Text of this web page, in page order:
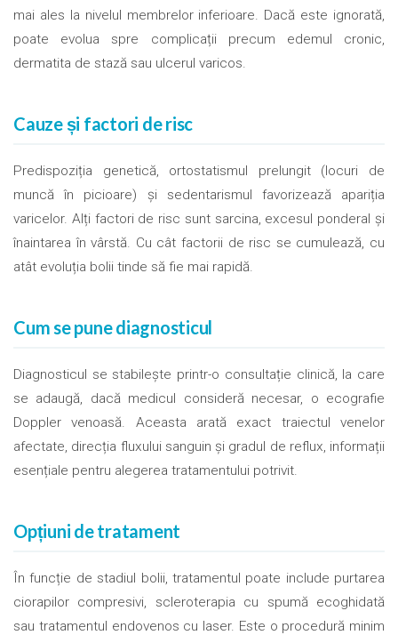
mai ales la nivelul membrelor inferioare. Dacă este ignorată,
poate evolua spre complicații precum edemul cronic,
dermatita de stază sau ulcerul varicos.
Cauze și factori de risc
Predispoziția genetică, ortostatismul prelungit (locuri de
muncă în picioare) și sedentarismul favorizează apariția
varicelor. Alți factori de risc sunt sarcina, excesul ponderal și
înaintarea în vârstă. Cu cât factorii de risc se cumulează, cu
atât evoluția bolii tinde să fie mai rapidă.
Cum se pune diagnosticul
Diagnosticul se stabilește printr-o consultație clinică, la care
se adaugă, dacă medicul consideră necesar, o ecografie
Doppler venoasă. Aceasta arată exact traiectul venelor
afectate, direcția fluxului sanguin și gradul de reflux, informații
esențiale pentru alegerea tratamentului potrivit.
Opțiuni de tratament
În funcție de stadiul bolii, tratamentul poate include purtarea
ciorapilor compresivi, scleroterapia cu spumă ecoghidată
sau tratamentul endovenos cu laser. Este o procedură minim